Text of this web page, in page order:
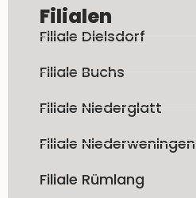
Filialen
Filiale Dielsdorf
Filiale Buchs
Filiale Niederglatt
Filiale Niederweningen
Filiale Rümlang